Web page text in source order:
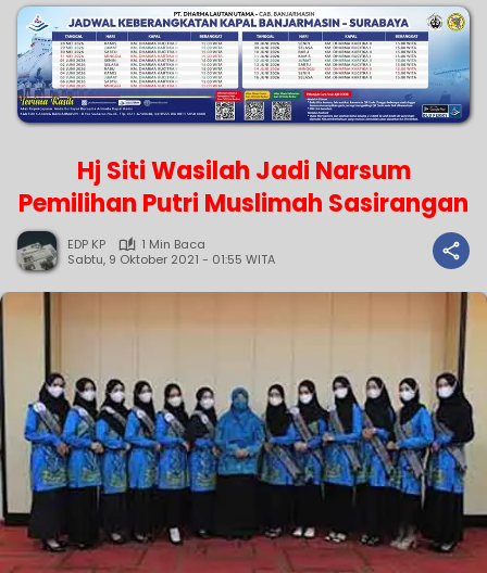
Hj Siti Wasilah Jadi Narsum
Pemilihan Putri Muslimah Sasirangan
EDP KP
1 Min Baca
Sabtu, 9 Oktober 2021 - 01:55 WITA